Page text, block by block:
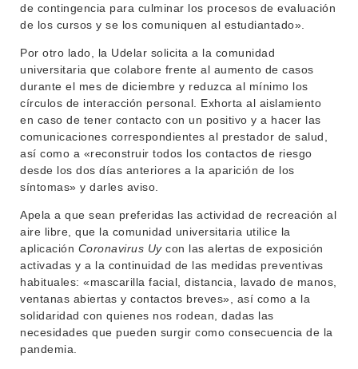
de contingencia para culminar los procesos de evaluación
de los cursos y se los comuniquen al estudiantado».
Por otro lado, la Udelar solicita a la comunidad
universitaria que colabore frente al aumento de casos
durante el mes de diciembre y reduzca al mínimo los
círculos de interacción personal. Exhorta al aislamiento
en caso de tener contacto con un positivo y a hacer las
comunicaciones correspondientes al prestador de salud,
así como a «reconstruir todos los contactos de riesgo
desde los dos días anteriores a la aparición de los
síntomas» y darles aviso.
Apela a que sean preferidas las actividad de recreación al
aire libre, que la comunidad universitaria utilice la
aplicación Coronavirus Uy con las alertas de exposición
activadas y a la continuidad de las medidas preventivas
habituales: «mascarilla facial, distancia, lavado de manos,
ventanas abiertas y contactos breves», así como a la
solidaridad con quienes nos rodean, dadas las
necesidades que pueden surgir como consecuencia de la
pandemia.